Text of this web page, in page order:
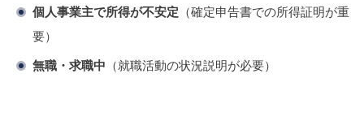
個人事業主で所得が不安定 （確定申告書での所得証明が重
要）
無職・求職中 （就職活動の状況説明が必要）